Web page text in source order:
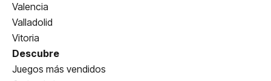
Valencia
Valladolid
Vitoria
Descubre
Juegos más vendidos